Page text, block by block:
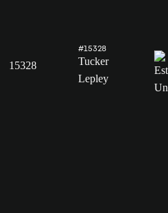
15328
#15328
Tucker
Lepley